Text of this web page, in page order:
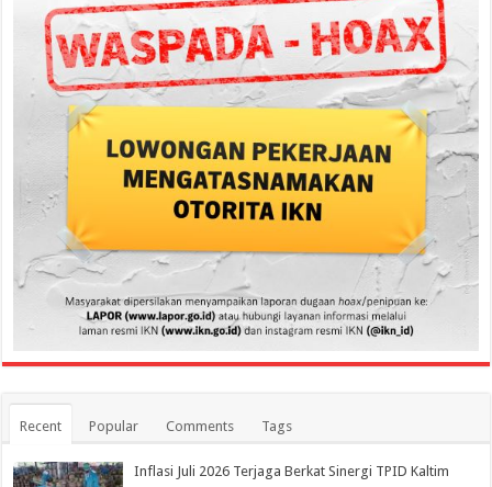
Recent Popular Comments Tags
Inflasi Juli 2026 Terjaga Berkat Sinergi TPID Kaltim